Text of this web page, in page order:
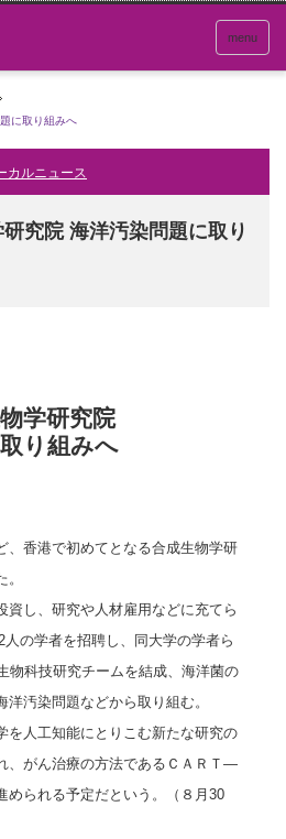
menu
に取り組みへ
カルニュース
究院 海洋汚染問題に取り
学研究院
り組みへ
香港で初めてとなる合成生物学研
資し、研究や人材雇用などに充てら
の学者を招聘し、同大学の学者ら
物科技研究チームを結成、海洋菌の
汚染問題などから取り組む。
を人工知能にとりこむ新たな研究の
、がん治療の方法であるＣＡＲＴ―
められる予定だという。（８月30